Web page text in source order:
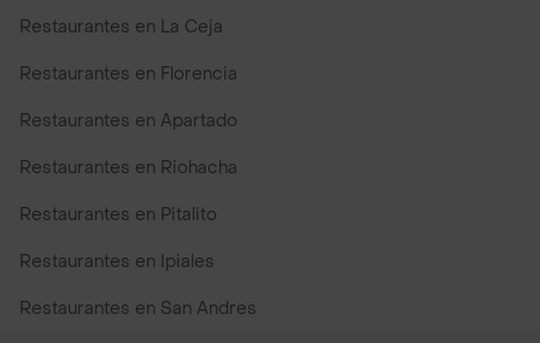
Restaurantes en La Ceja
Restaurantes en Florencia
Restaurantes en Apartado
Restaurantes en Riohacha
Restaurantes en Pitalito
Restaurantes en Ipiales
Restaurantes en San Andres